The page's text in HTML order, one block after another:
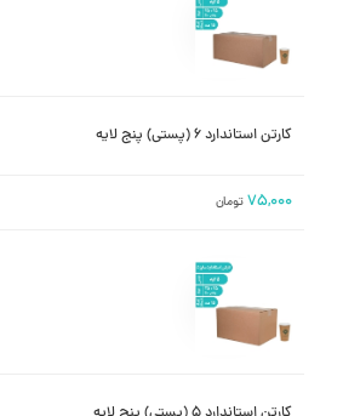
کارتن استاندارد ۶ (پستی) پنج لایه
۷۵,۰۰۰تومان